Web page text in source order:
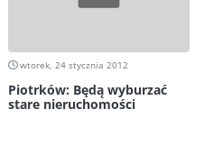
wtorek, 24 stycznia 2012
Piotrków: Będą wyburzać
stare nieruchomości